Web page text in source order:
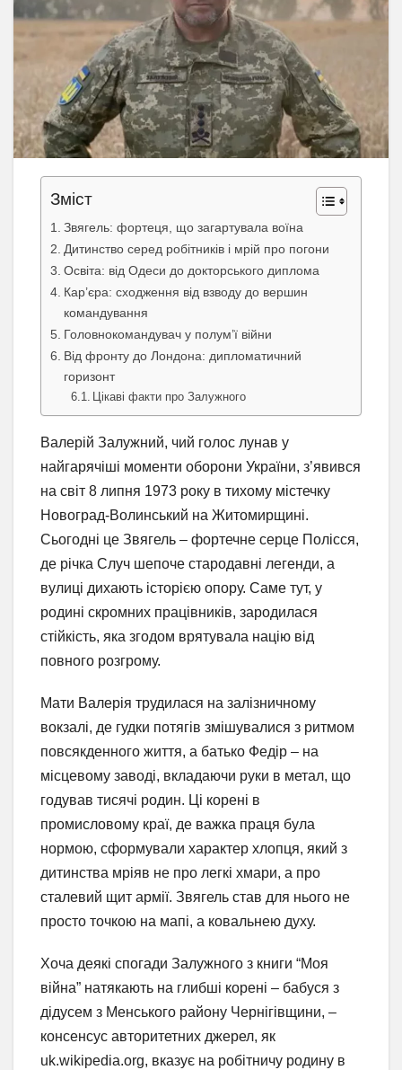
Зміст
Звягель: фортеця, що загартувала воїна
Дитинство серед робітників і мрій про погони
Освіта: від Одеси до докторського диплома
Кар’єра: сходження від взводу до вершин
командування
Головнокомандувач у полум’ї війни
Від фронту до Лондона: дипломатичний
горизонт
Цікаві факти про Залужного
Валерій Залужний, чий голос лунав у
найгарячіші моменти оборони України, з’явився
на світ 8 липня 1973 року в тихому містечку
Новоград-Волинський на Житомирщині.
Сьогодні це Звягель – фортечне серце Полісся,
де річка Случ шепоче стародавні легенди, а
вулиці дихають історією опору. Саме тут, у
родині скромних працівників, зародилася
стійкість, яка згодом врятувала націю від
повного розгрому.
Мати Валерія трудилася на залізничному
вокзалі, де гудки потягів змішувалися з ритмом
повсякденного життя, а батько Федір – на
місцевому заводі, вкладаючи руки в метал, що
годував тисячі родин. Ці корені в
промисловому краї, де важка праця була
нормою, сформували характер хлопця, який з
дитинства мріяв не про легкі хмари, а про
сталевий щит армії. Звягель став для нього не
просто точкою на мапі, а ковальнею духу.
Хоча деякі спогади Залужного з книги “Моя
війна” натякають на глибші корені – бабуся з
дідусем з Менського району Чернігівщини, –
консенсус авторитетних джерел, як
uk.wikipedia.org, вказує на робітничу родину в